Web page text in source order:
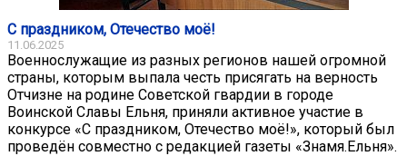
С праздником, Отечество моё!
11.06.2025
Военнослужащие из разных регионов нашей огромной
страны, которым выпала честь присягать на верность
Отчизне на родине Советской гвардии в городе
Воинской Славы Ельня, приняли активное участие в
конкурсе «С праздником, Отечество моё!», который был
проведён совместно с редакцией газеты «Знамя.Ельня».